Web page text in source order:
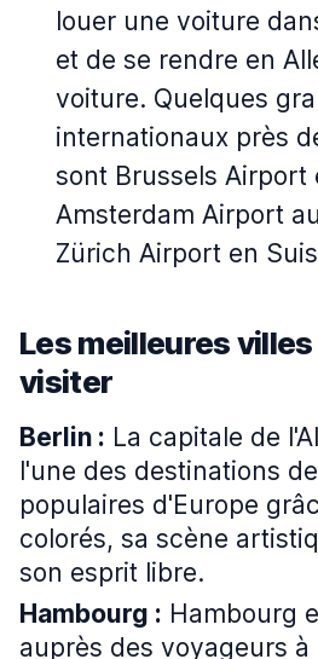
louer une voiture
et de se rendre en
voiture. Quelques
internationaux près
sont Brussels Airport
Amsterdam Airport
Zürich Airport en
Les meilleures
visiter
Berlin : La capitale de
l'une des destinations
populaires d'Europe
colorés, sa scène
son esprit libre.
Hambourg : Hambourg
auprès des voyageurs